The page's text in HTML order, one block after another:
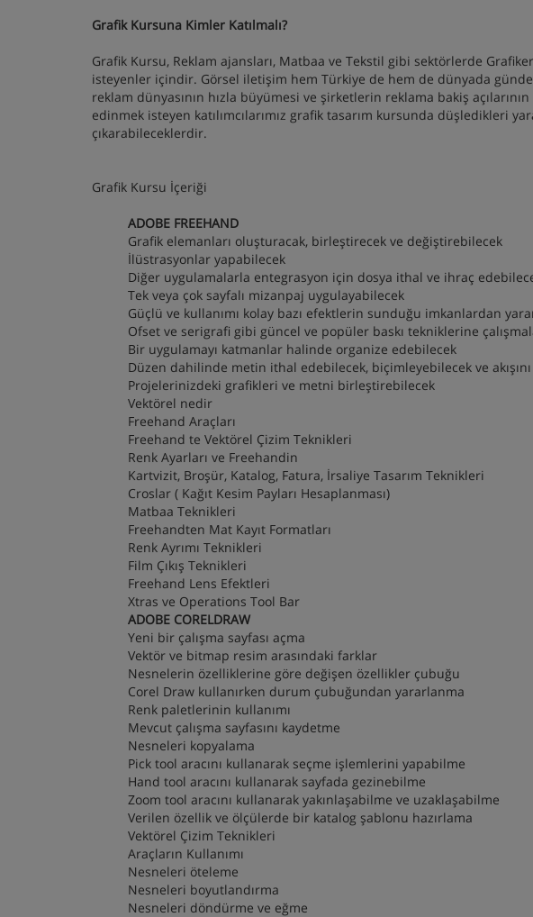
Grafik Kursuna Kimler Katılmalı?
Grafik Kursu, Reklam ajansları, Matbaa ve Tekstil gibi sektörlerde
isteyenler içindir. Görsel iletişim hem Türkiye de hem de dünyada
reklam dünyasının hızla büyümesi ve şirketlerin reklama bakiş
edinmek isteyen katılımcılarımız grafik tasarım kursunda düşledikleri
çıkarabileceklerdir.
Grafik Kursu İçeriği
ADOBE FREEHAND
Grafik elemanları oluşturacak, birleştirecek ve değiştirebilecek
İlüstrasyonlar yapabilecek
Diğer uygulamalarla entegrasyon için dosya ithal ve ihraç
Tek veya çok sayfalı mizanpaj uygulayabilecek
Güçlü ve kullanımı kolay bazı efektlerin sunduğu imkanlardan
Ofset ve serigrafi gibi güncel ve popüler baskı tekniklerine
Bir uygulamayı katmanlar halinde organize edebilecek
Düzen dahilinde metin ithal edebilecek, biçimleyebilecek ve
Projelerinizdeki grafikleri ve metni birleştirebilecek
Vektörel nedir
Freehand Araçları
Freehand te Vektörel Çizim Teknikleri
Renk Ayarları ve Freehandin
Kartvizit, Broşür, Katalog, Fatura, İrsaliye Tasarım Teknikleri
Croslar ( Kağıt Kesim Payları Hesaplanması)
Matbaa Teknikleri
Freehandten Mat Kayıt Formatları
Renk Ayrımı Teknikleri
Film Çıkış Teknikleri
Freehand Lens Efektleri
Xtras ve Operations Tool Bar
ADOBE CORELDRAW
Yeni bir çalışma sayfası açma
Vektör ve bitmap resim arasındaki farklar
Nesnelerin özelliklerine göre değişen özellikler çubuğu
Corel Draw kullanırken durum çubuğundan yararlanma
Renk paletlerinin kullanımı
Mevcut çalışma sayfasını kaydetme
Nesneleri kopyalama
Pick tool aracını kullanarak seçme işlemlerini yapabilme
Hand tool aracını kullanarak sayfada gezinebilme
Zoom tool aracını kullanarak yakınlaşabilme ve uzaklaşabilme
Verilen özellik ve ölçülerde bir katalog şablonu hazırlama
Vektörel Çizim Teknikleri
Araçların Kullanımı
Nesneleri öteleme
Nesneleri boyutlandırma
Nesneleri döndürme ve eğme